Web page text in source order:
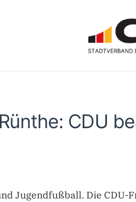
CDU
Jugendfußball. Die CDU-